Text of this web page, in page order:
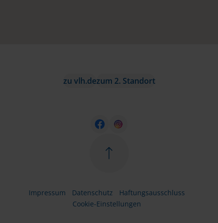
zu vlh.dezum 2. Standort
Impressum Datenschutz
Haftungsausschluss
Cookie-Einstellungen